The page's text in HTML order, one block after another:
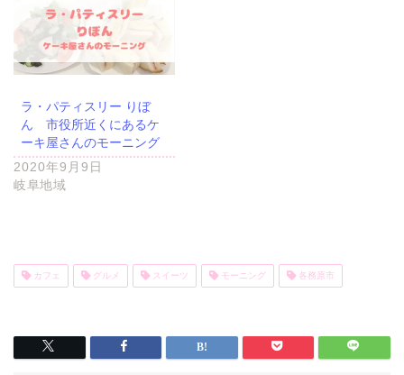
ラ・パティスリー りぼ
ん 市役所近くにあるケ
ーキ屋さんのモーニング
2020年9月9日
岐阜地域
カフェ グルメ スイーツ モーニング 各務原市